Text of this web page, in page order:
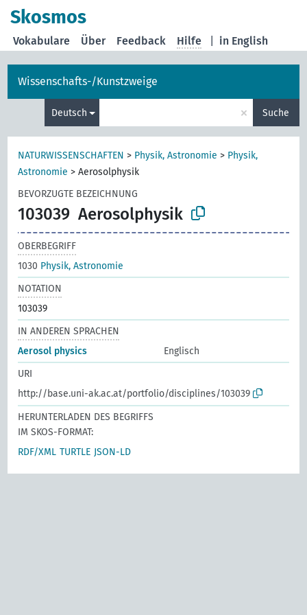
Skosmos
in English
Vokabulare Über Feedback Hilfe
Wissenschafts-/Kunstzweige
Deutsch × Suche
NATURWISSENSCHAFTEN > Physik, Astronomie > Physik,
Astronomie >Aerosolphysik
BEVORZUGTE BEZEICHNUNG
103039 Aerosolphysik
OBERBEGRIFF
1030 Physik, Astronomie
NOTATION
103039
IN ANDEREN SPRACHEN
Aerosol physics
Englisch
URI
http://base.uni-ak.ac.at/portfolio/disciplines/103039
HERUNTERLADEN DES BEGRIFFS
IM SKOS-FORMAT:
RDF/XML TURTLE JSON-LD